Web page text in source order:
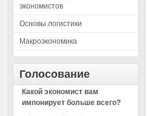
экономистов
Основы логистики
Макроэкономика
Голосование
Какой экономист вам
импонирует больше всего?